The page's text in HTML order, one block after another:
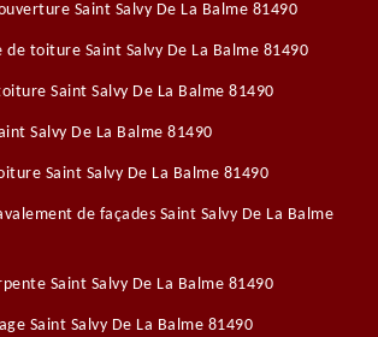
Saint Salvy De La Balme 81490
de toiture Saint Salvy De La Balme 81490
Saint Salvy De La Balme 81490
Salvy De La Balme 81490
Saint Salvy De La Balme 81490
de façades Saint Salvy De La Balme
Saint Salvy De La Balme 81490
Saint Salvy De La Balme 81490